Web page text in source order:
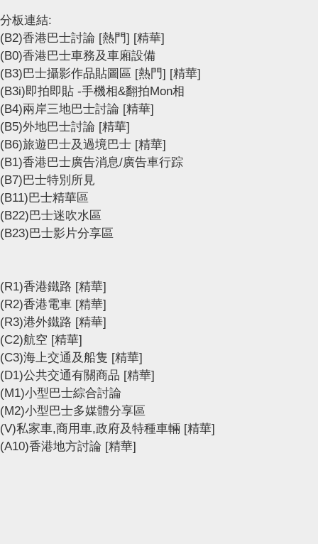
分板連結:
(B2)香港巴士討論 [熱門] [精華]
(B0)香港巴士車務及車廂設備
(B3)巴士攝影作品貼圖區 [熱門] [精華]
(B3i)即拍即貼 -手機相&翻拍Mon相
(B4)兩岸三地巴士討論 [精華]
(B5)外地巴士討論 [精華]
(B6)旅遊巴士及過境巴士 [精華]
(B1)香港巴士廣告消息/廣告車行踪
(B7)巴士特別所見
(B11)巴士精華區
(B22)巴士迷吹水區
(B23)巴士影片分享區
(R1)香港鐵路 [精華]
(R2)香港電車 [精華]
(R3)港外鐵路 [精華]
(C2)航空 [精華]
(C3)海上交通及船隻 [精華]
(D1)公共交通有關商品 [精華]
(M1)小型巴士綜合討論
(M2)小型巴士多媒體分享區
(V)私家車,商用車,政府及特種車輛 [精華]
(A10)香港地方討論 [精華]